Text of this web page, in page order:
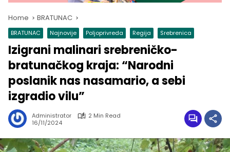
Home BRATUNAC
BRATUNAC Najnovije Poljoprivreda Regija Srebrenica
Izigrani malinari srebreničko-
bratunačkog kraja: “Narodni
poslanik nas nasamario, a sebi
izgradio vilu”
Administrator
2 Min Read
16/11/2024